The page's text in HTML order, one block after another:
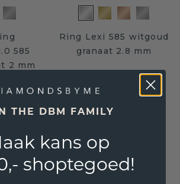
585
2 mm
Ring Lexi 585 witgoud
granaat 2.8 mm
€ 471,20 € 589,-
THE DBM FAMILY
kans op
shoptegoed!